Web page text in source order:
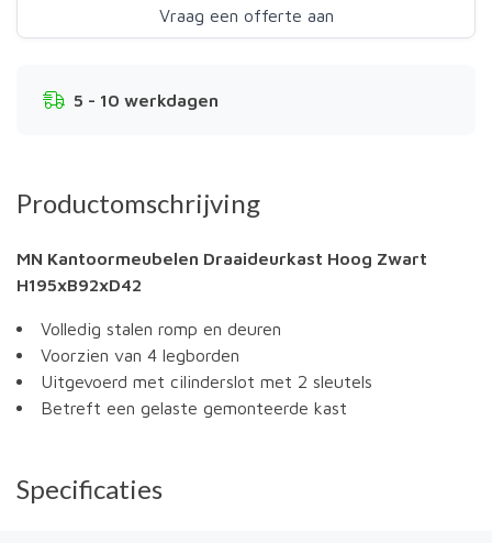
Vraag een offerte aan
5 - 10 werkdagen
Productomschrijving
MN Kantoormeubelen Draaideurkast Hoog Zwart
H195xB92xD42
Volledig stalen romp en deuren
Voorzien van 4 legborden
Uitgevoerd met cilinderslot met 2 sleutels
Betreft een gelaste gemonteerde kast
Specificaties